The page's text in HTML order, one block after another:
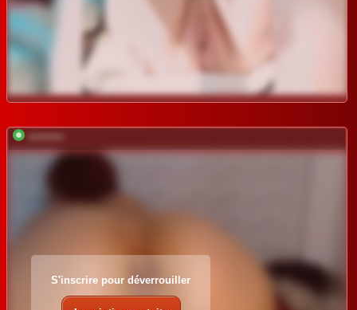
S'inscrire pour déverrouiller